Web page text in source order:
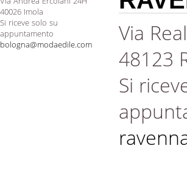
40026 Imola
Si riceve solo su
appuntamento
bologna@modaedile.com
Via
48123
Si